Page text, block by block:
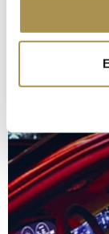
Trigger Symbol
erfassen,
Erfahren Sie
verarbeitet
Abschnitt